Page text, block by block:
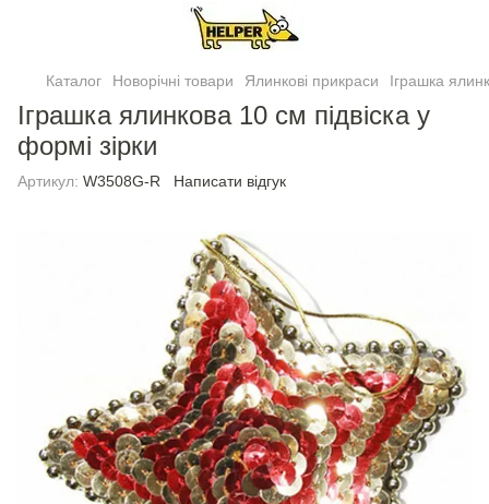
Каталог Новорічні товари Ялинковi прикраси Іграшка
Іграшка ялинкова 10 см пiдвiска у
формi зiрки
Артикул: W3508G-R Написати відгук